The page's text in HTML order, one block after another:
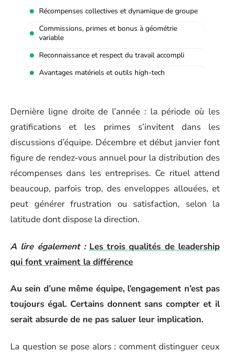
Récompenses collectives et dynamique de groupe
Commissions, primes et bonus à géométrie
variable
Reconnaissance et respect du travail accompli
Avantages matériels et outils high-tech
Dernière ligne droite de l’année : la période où les
gratifications et les primes s’invitent dans les
discussions d’équipe. Décembre et début janvier font
figure de rendez-vous annuel pour la distribution des
récompenses dans les entreprises. Ce rituel attend
beaucoup, parfois trop, des enveloppes allouées, et
peut générer frustration ou satisfaction, selon la
latitude dont dispose la direction.
A lire également : Les trois qualités de leadership
qui font vraiment la différence
Au sein d’une même équipe, l’engagement n’est pas
toujours égal. Certains donnent sans compter et il
serait absurde de ne pas saluer leur implication.
La question se pose alors : comment distinguer ceux